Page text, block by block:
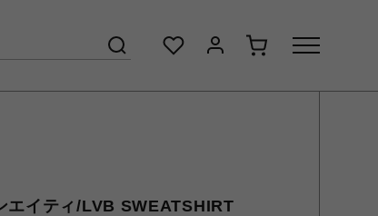
イティ/LVB SWEATSHIRT